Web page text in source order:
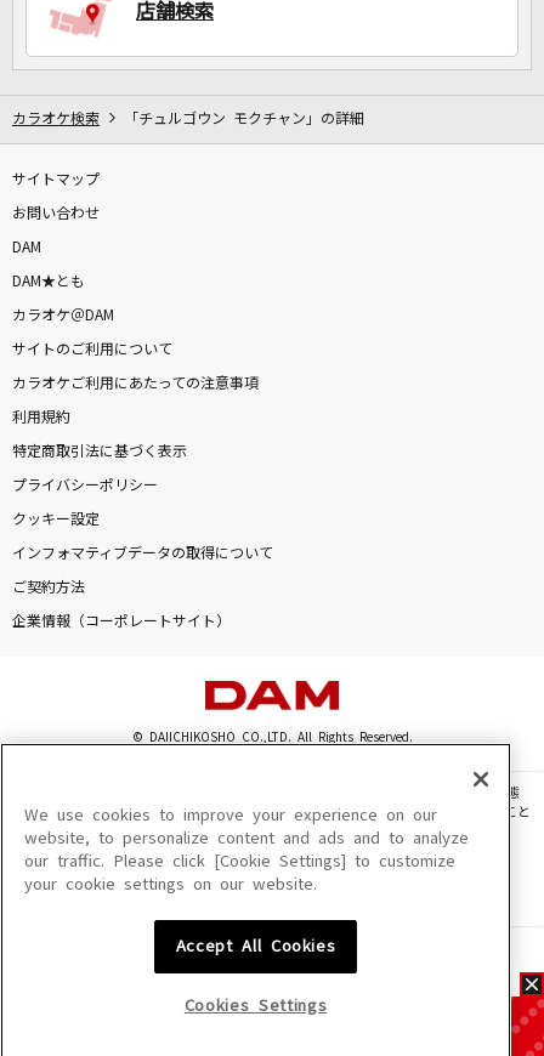
カラオケをもっと楽しもう！
店舗検索
カラオケ検索 「チュルゴウン モクチャン」の詳細
サイトマップ
お問い合わせ
DAM
DAM★とも
カラオケ＠DAM
サイトのご利用について
カラオケご利用にあたっての注意事項
利用規約
特定商取引法に基づく表示
プライバシーポリシー
クッキー設定
インフォマティブデータの取得について
ご契約方法
企業情報（コーポレートサイト）
© DAIICHIKOSHO CO.,LTD. All Rights Reserved.
このサイトに掲載されている一切の文章・画像・写真・動画・音声等を、手段や形態
を問わず、著作権法の定める範囲を超えて無断で複製、転載、ファイル化などすること
を禁じます。
楽曲及びコンテンツは、機種によりご利用いただけない場合があります。
楽曲及びコンテンツの配信日、配信内容が変更になる場合があります。
We use cookies to improve your experience on our
website, to personalize content and ads and to analyze
our traffic. Please click [Cookie Settings] to customize
your cookie settings on our website.
Accept All Cookies
Cookies Settings